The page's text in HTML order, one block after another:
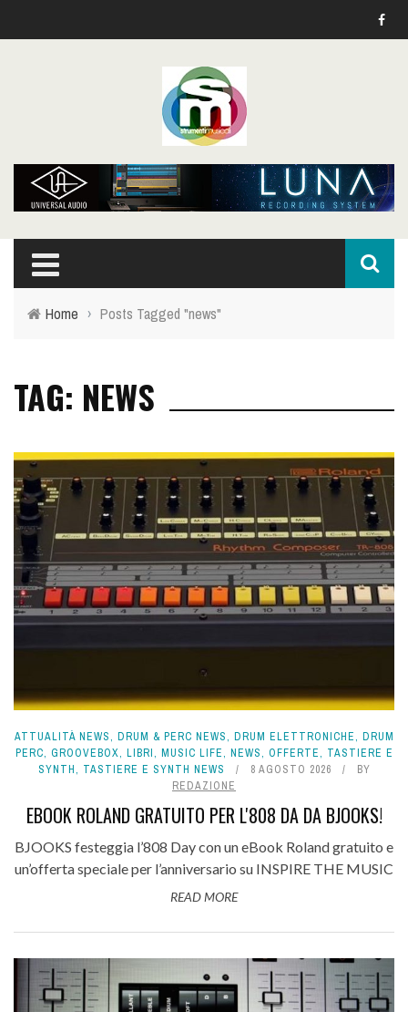
Home › Posts Tagged "news"
TAG: NEWS
ATTUALITÀ NEWS, DRUM & PERC NEWS, DRUM ELETTRONICHE, DRUM
PERC, GROOVEBOX, LIBRI, MUSIC LIFE, NEWS, OFFERTE, TASTIERE E
SYNTH, TASTIERE E SYNTH NEWS 8 AGOSTO 2026
BY
REDAZIONE
EBOOK ROLAND GRATUITO PER L'808 DA DA BJOOKS!
BJOOKS festeggia l’808 Day con un eBook Roland gratuito e
un’offerta speciale per l’anniversario su INSPIRE THE MUSIC
READ MORE